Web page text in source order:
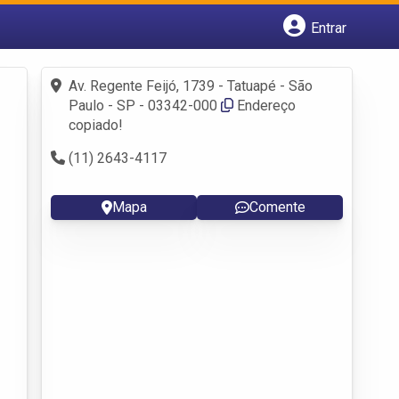
Entrar
Fazer login
Criar conta
Av. Regente Feijó, 1739 - Tatuapé - São
Paulo - SP - 03342-000
Endereço
copiado!
(11) 2643-4117
Mapa Comente